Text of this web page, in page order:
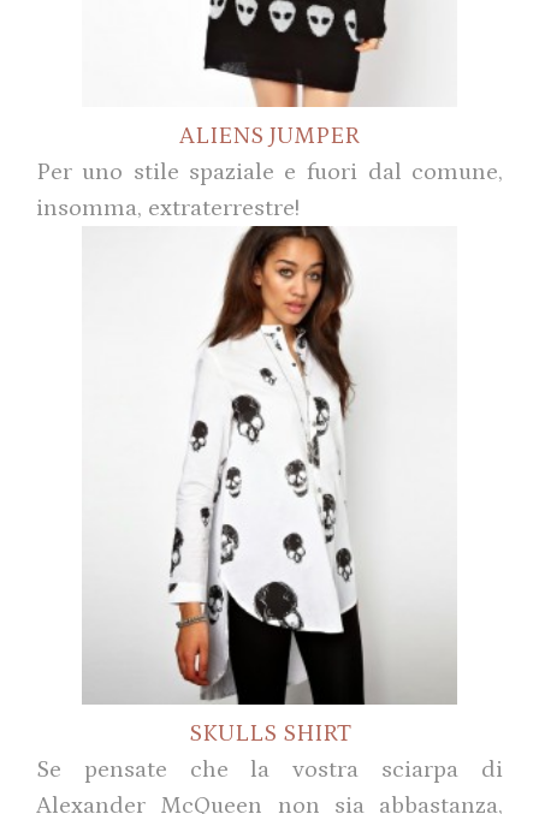
ALIENS JUMPER
Per uno stile spaziale e fuori dal comune,
insomma, extraterrestre!
SKULLS SHIRT
Se pensate che la vostra sciarpa di
Alexander McQueen non sia abbastanza,